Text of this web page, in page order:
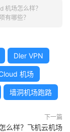
机场怎么样？
有哪些？
Dler VPN
机场
墙洞机场跑路
下一篇
么样？飞机云机场